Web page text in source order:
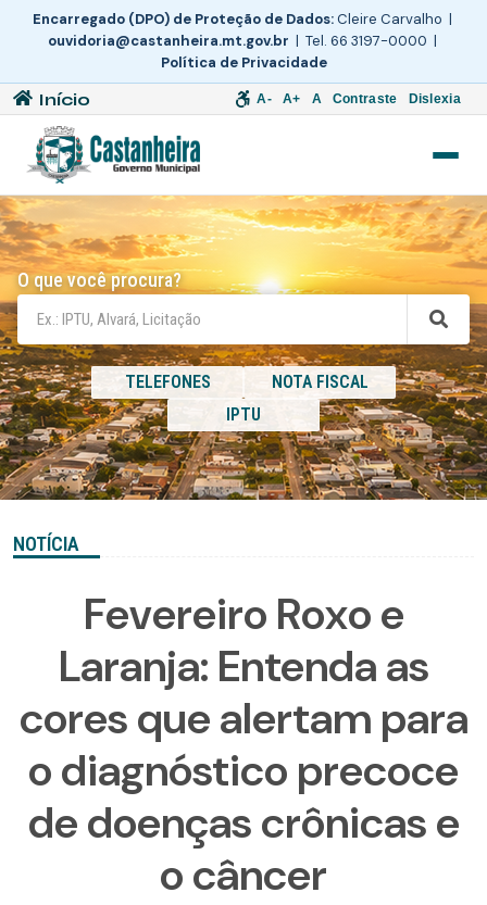
Encarregado (DPO) de Proteção de Dados:Cleire Carvalho |
ouvidoria@castanheira.mt.gov.br | Tel. 66 3197-0000 |
Política de Privacidade
Início A- A+ A Contraste Dislexia
O que você procura?
TELEFONES
NOTA FISCAL
IPTU
NOTÍCIA
Fevereiro Roxo e
Laranja: Entenda as
cores que alertam para
o diagnóstico precoce
de doenças crônicas e
o câncer